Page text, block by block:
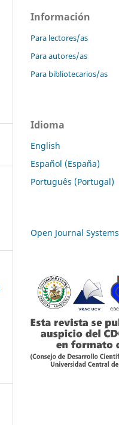
Información
Para lectores/as
Para autores/as
Para bibliotecarios/as
Idioma
English
Español (España)
Português (Portugal)
Open Journal Systems